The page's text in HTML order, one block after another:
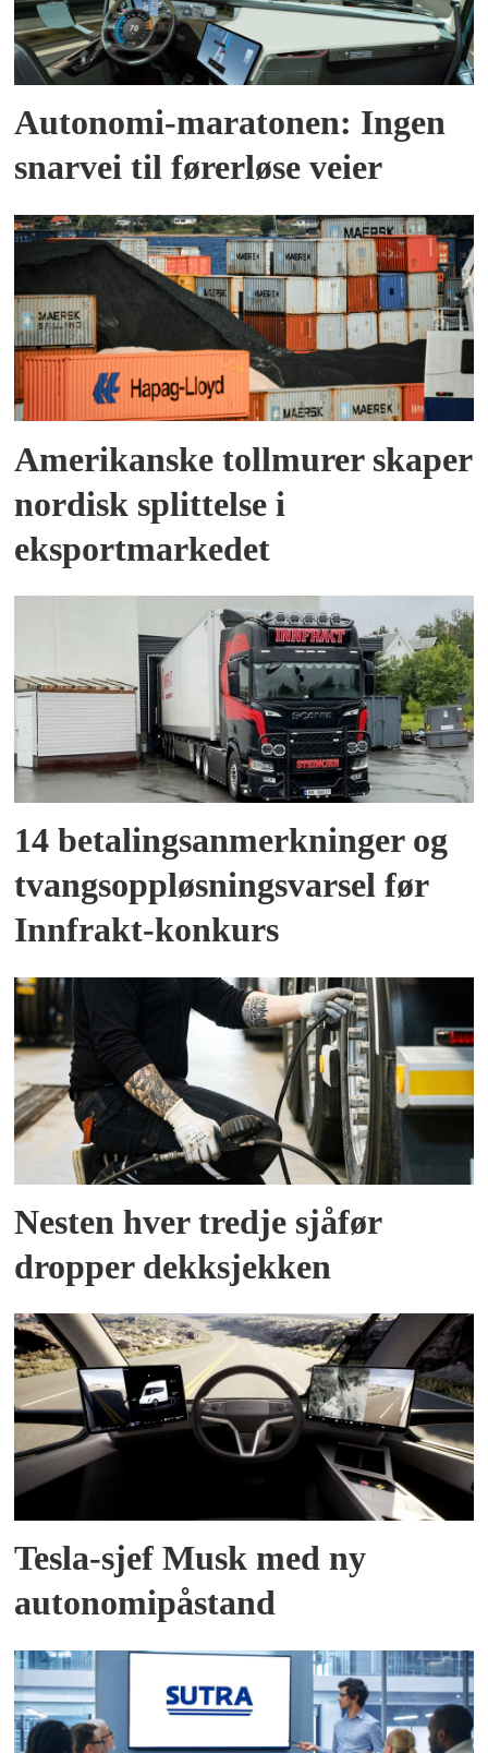
Autonomi-maratonen: Ingen
snarvei til førerløse veier
Amerikanske tollmurer skaper
nordisk splittelse i
eksportmarkedet
14 betalingsanmerkninger og
tvangsoppløsningsvarsel før
Innfrakt-konkurs
Nesten hver tredje sjåfør
dropper dekksjekken
Tesla-sjef Musk med ny
autonomipåstand